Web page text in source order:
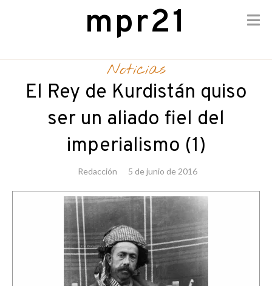
content
mpr21
Noticias
El Rey de Kurdistán quiso
ser un aliado fiel del
imperialismo (1)
Redacción 5 de junio de 2016